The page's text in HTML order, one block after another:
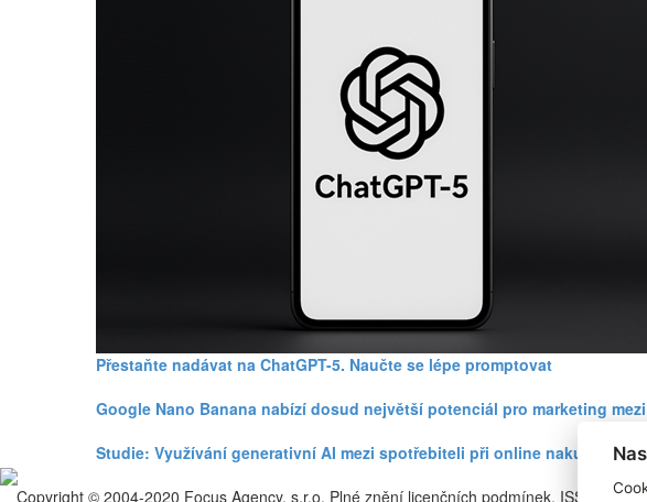
Přestaňte nadávat na ChatGPT-5. Naučte se lépe promptovat
Google Nano Banana nabízí dosud největší potenciál pro marketing
Studie: Využívání generativní AI mezi spotřebiteli při online nakupování
Copyright © 2004-2020 Focus Agency, s.r.o. Plné znění licenčních podmínek. ISSN